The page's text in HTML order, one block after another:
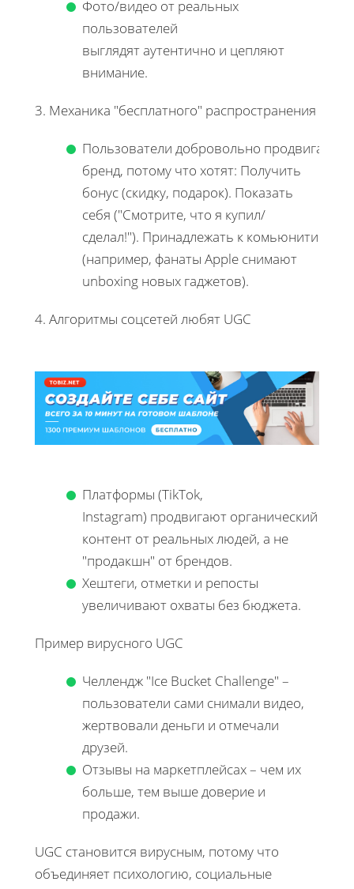
Фото/видео от реальных
пользователей
выглядят аутентично и цепляют
внимание.
3. Механика "бесплатного" распространения
Пользователи добровольно продвигают
бренд, потому что хотят: Получить
бонус (скидку, подарок). Показать
себя ("Смотрите, что я купил/
сделал!"). Принадлежать к комьюнити
(например, фанаты Apple снимают
unboxing новых гаджетов).
4. Алгоритмы соцсетей любят UGC
Платформы (TikTok,
Instagram) продвигают органический
контент от реальных людей, а не
"продакшн" от брендов.
Хештеги, отметки и репосты
увеличивают охваты без бюджета.
Пример вирусного UGC
Челлендж "Ice Bucket Challenge" –
пользователи сами снимали видео,
жертвовали деньги и отмечали
друзей.
Отзывы на маркетплейсах – чем их
больше, тем выше доверие и
продажи.
UGC становится вирусным, потому что
объединяет психологию, социальные